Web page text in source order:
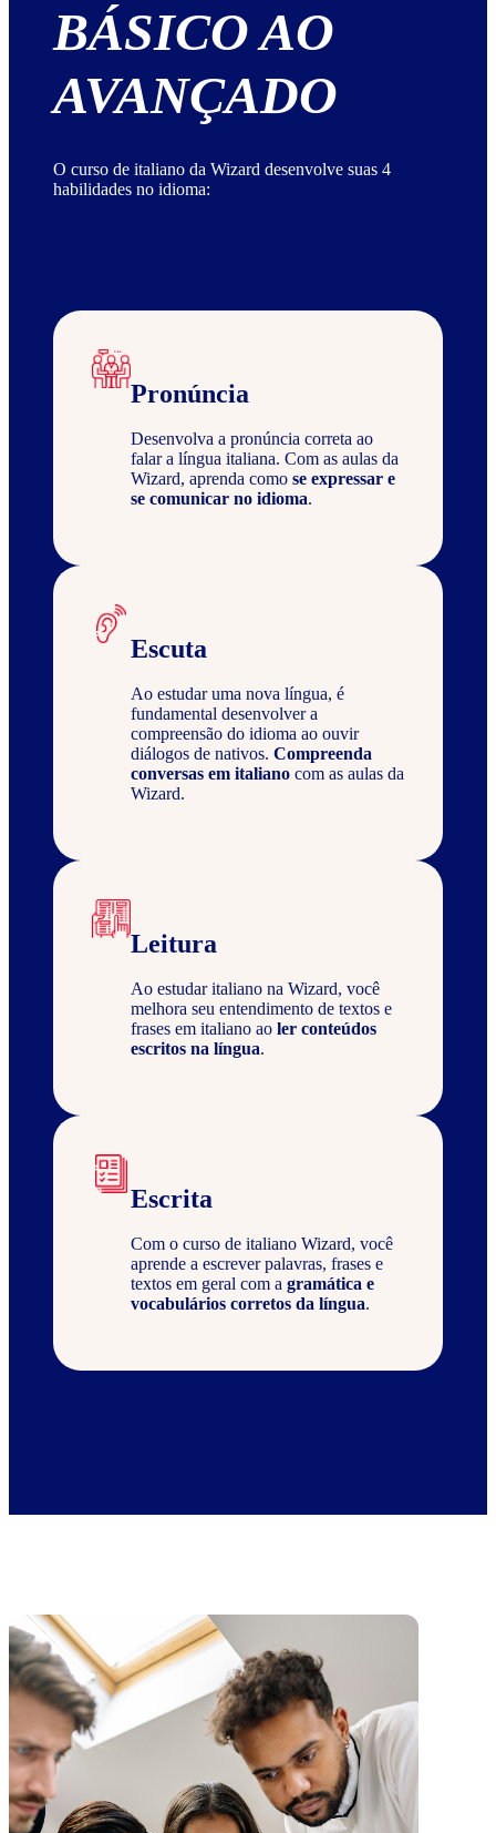
BÁSICO AO
AVANÇADO
O curso de italiano da Wizard desenvolve suas 4
habilidades no idioma:
Pronúncia
Desenvolva a pronúncia correta ao
falar a língua italiana. Com as aulas da
Wizard, aprenda como se expressar e
se comunicar no idioma.
Escuta
Ao estudar uma nova língua, é
fundamental desenvolver a
compreensão do idioma ao ouvir
diálogos de nativos. Compreenda
conversas em italiano com as aulas da
Wizard.
Leitura
Ao estudar italiano na Wizard, você
melhora seu entendimento de textos e
frases em italiano ao ler conteúdos
escritos na língua.
Escrita
Com o curso de italiano Wizard, você
aprende a escrever palavras, frases e
textos em geral com a gramática e
vocabulários corretos da língua.